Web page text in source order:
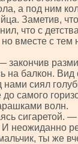
а под ним
Заметив,
что с
вместе с тем
на балкон. Вид
сиял
самого
волн.
сигаретой. —
неожиданно
ты же